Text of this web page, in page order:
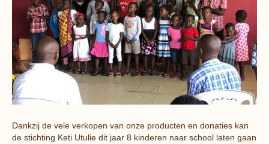
Dankzij de vele verkopen van onze producten en donaties kan
de stichting Keti Utulie dit jaar 8 kinderen naar school laten gaan